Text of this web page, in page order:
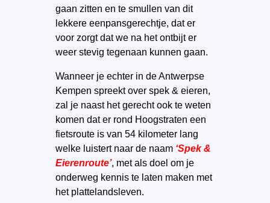
gaan zitten en te smullen van dit
lekkere eenpansgerechtje, dat er
voor zorgt dat we na het ontbijt er
weer stevig tegenaan kunnen gaan.
Wanneer je echter in de Antwerpse
Kempen spreekt over spek & eieren,
zal je naast het gerecht ook te weten
komen dat er rond Hoogstraten een
fietsroute is van 54 kilometer lang
welke luistert naar de naam ‘Spek &
Eierenroute’, met als doel om je
onderweg kennis te laten maken met
het plattelandsleven.